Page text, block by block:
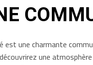
est une charmante
une